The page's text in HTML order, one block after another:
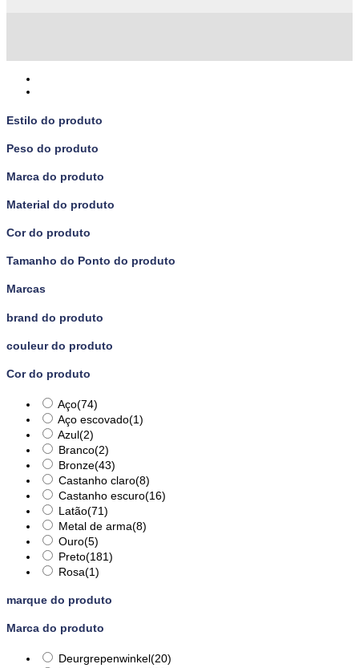
Estilo do produto
Peso do produto
Marca do produto
Material do produto
Cor do produto
Tamanho do Ponto do produto
Marcas
brand do produto
couleur do produto
Cor do produto
Aço(74)
Aço escovado(1)
Azul(2)
Branco(2)
Bronze(43)
Castanho claro(8)
Castanho escuro(16)
Latão(71)
Metal de arma(8)
Ouro(5)
Preto(181)
Rosa(1)
marque do produto
Marca do produto
Deurgrepenwinkel(20)